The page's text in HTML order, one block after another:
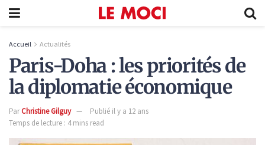
Accueil Actualités
Paris-Doha : les priorités de
la diplomatie économique
ParChristine Gilguy
Publié il y a 12 ans
Temps de lecture : 4 mins read